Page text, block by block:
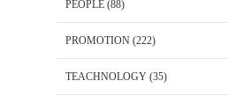
PEOPLE (88)
PROMOTION (222)
TEACHNOLOGY (35)